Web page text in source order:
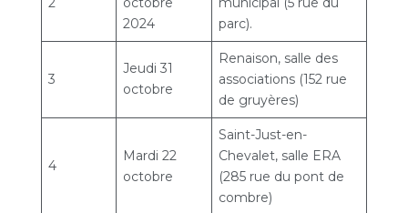
2024
parc).
3
Jeudi 31
octobre
Renaison, salle des
associations (152 rue
de gruyères)
4
Mardi 22
octobre
Saint-Just-en-
Chevalet, salle ERA
(285 rue du pont de
combre)